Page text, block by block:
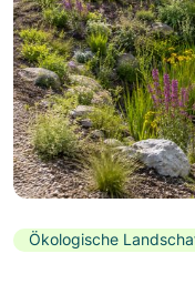
Ökologische